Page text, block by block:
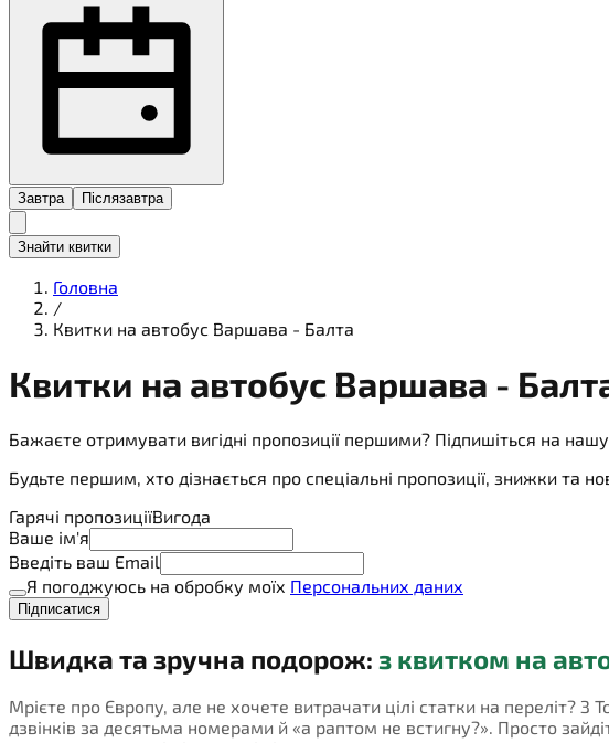
Завтра Післязавтра
Знайти квитки
Головна
/
Квитки на автобус Варшава - Балта
Квитки на автобус Варшава -
Бажаєте отримувати вигідні пропозиції першими? Підпишіться на
Будьте першим, хто дізнається про спеціальні пропозиції, знижки
Гарячі пропозиціїВигода
Ваше ім'я
Введіть ваш Email
Я погоджуюсь на обробку моїх Персональних даних
Підписатися
Швидка та зручна подорож: з квитком на
Мрієте про Європу, але не хочете витрачати цілі статки на
дзвінків за десятьма номерами й «а раптом не встигну?». Просто